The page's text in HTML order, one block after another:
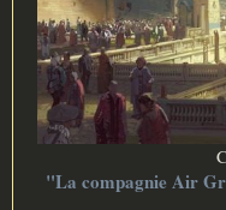
"La compagnie Air